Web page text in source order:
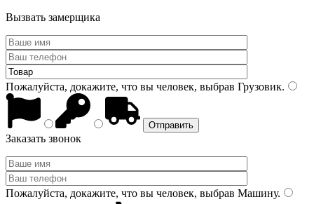
Вызвать замерщика
Пожалуйста, докажите, что вы человек, выбрав Грузовик.
Заказать звонок
Пожалуйста, докажите, что вы человек, выбрав Машину.